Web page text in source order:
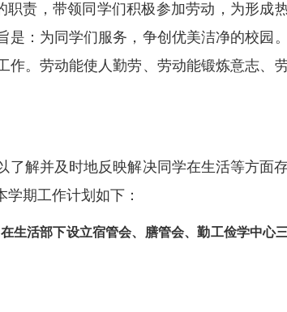
职责，带领同学们积极参加劳动，为形成
：为同学们服务，争创优美洁净的校园。
作。劳动能使人勤劳、劳动能锻炼意志、
了解并及时地反映解决同学在生活等方面
期工作计划如下：
生活部下设立宿管会、膳管会、勤工俭学中心三